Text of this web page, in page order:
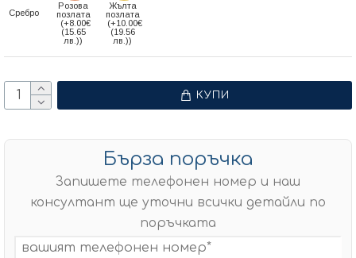
Сребро
Розова
позлата
(+8.00€
(15.65
лв.))
Жълта
позлата
(+10.00€
(19.56
лв.))
КУПИ
Бърза поръчка
Запишете телефонен номер и наш
консултант ще уточни всички детайли по
поръчката